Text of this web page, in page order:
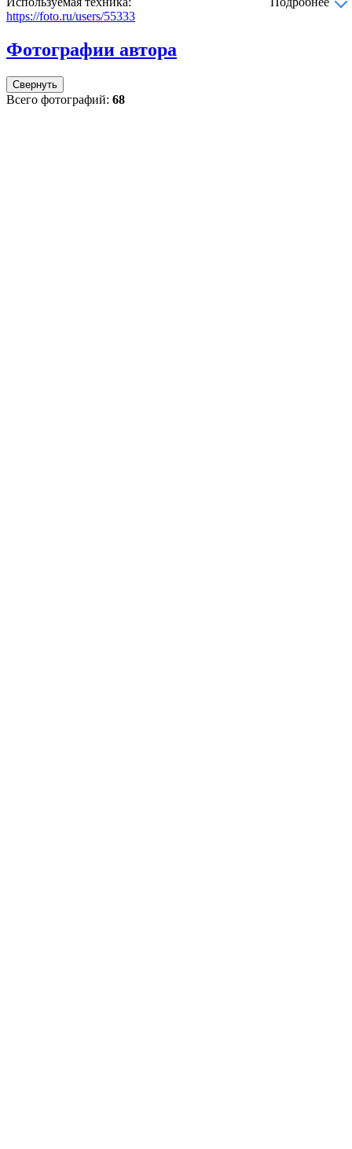
https://foto.ru/users/55333
Фотографии автора
Свернуть
Всего фотографий: 68